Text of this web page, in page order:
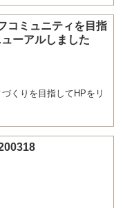
コミュニティを目指
ーアルしました
くりを目指してHPをリ